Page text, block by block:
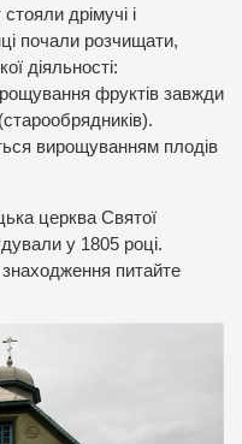
дрімучі і
почали розчищати,
діяльності:
фруктів завжди
вирощуванням плодів
церква Святої
у 1805 році.
знаходження питайте